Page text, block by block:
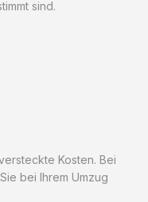
sind.
Kosten. Bei
bei Ihrem Umzug